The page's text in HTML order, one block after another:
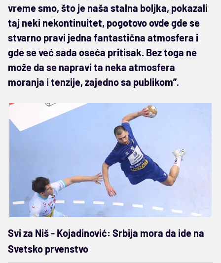
vreme smo, što je naša stalna boljka, pokazali
taj neki nekontinuitet, pogotovo ovde gde se
stvarno pravi jedna fantastična atmosfera i
gde se već sada oseća pritisak. Bez toga ne
može da se napravi ta neka atmosfera
moranja i tenzije, zajedno sa publikom”.
Svi za Niš - Kojadinović: Srbija mora da ide na
Svetsko prvenstvo